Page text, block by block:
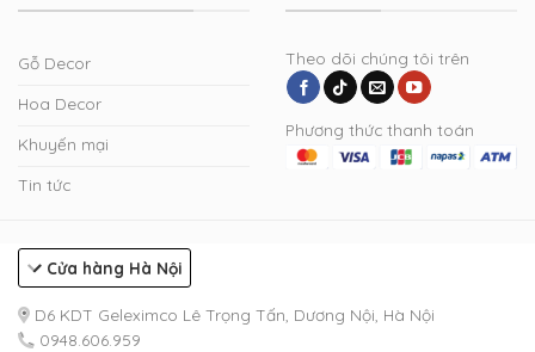
Gỗ Decor
Hoa Decor
Khuyến mại
Tin tức
Theo dõi chúng tôi trên
Phương thức thanh toán
Cửa hàng Hà Nội
D6 KDT Geleximco Lê Trọng Tấn, Dương Nội, Hà Nội
0948.606.959